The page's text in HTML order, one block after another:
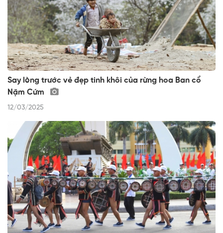
Say lòng trước vẻ đẹp tinh khôi của rừng hoa Ban cổ
Nặm Cứm
12/03/2025